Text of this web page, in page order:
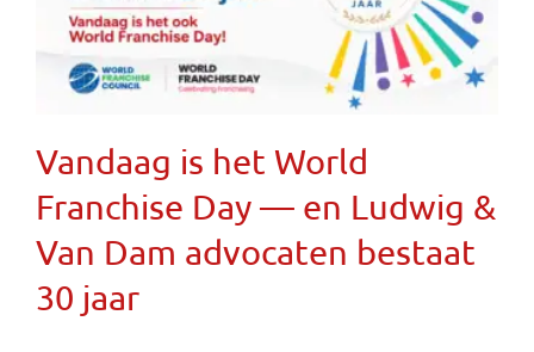
Vandaag is het World
Franchise Day — en Ludwig &
Van Dam advocaten bestaat
30 jaar